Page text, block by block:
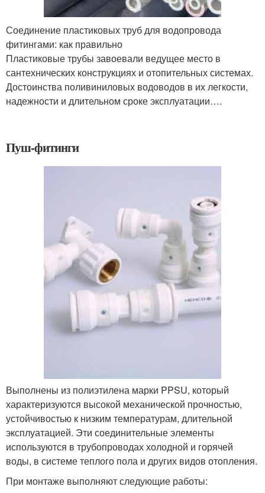
Соединение пластиковых труб для водопровода
фитингами: как правильно
Пластиковые трубы завоевали ведущее место в
сантехнических конструкциях и отопительных системах.
Достоинства поливиниловых водоводов в их легкости,
надежности и длительном сроке эксплуатации….
Пуш-фитинги
Выполнены из полиэтилена марки PPSU, который
характеризуются высокой механической прочностью,
устойчивостью к низким температурам, длительной
эксплуатацией. Эти соединительные элементы
используются в трубопроводах холодной и горячей
воды, в системе теплого пола и других видов отопления.
При монтаже выполняют следующие работы: